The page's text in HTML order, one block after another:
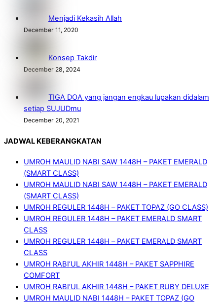
Menjadi Kekasih Allah
December 11, 2020
Konsep Takdir
December 28, 2024
TIGA DOA yang jangan engkau lupakan didalam
setiap SUJUDmu
December 20, 2021
JADWAL KEBERANGKATAN
UMROH MAULID NABI SAW 1448H – PAKET EMERALD
(SMART CLASS)
UMROH MAULID NABI SAW 1448H – PAKET EMERALD
(SMART CLASS)
UMROH REGULER 1448H – PAKET TOPAZ (GO CLASS)
UMROH REGULER 1448H – PAKET EMERALD SMART
CLASS
UMROH REGULER 1448H – PAKET EMERALD SMART
CLASS
UMROH RABI’UL AKHIR 1448H – PAKET SAPPHIRE
COMFORT
UMROH RABI’UL AKHIR 1448H – PAKET RUBY DELUXE
UMROH MAULID NABI 1448H – PAKET TOPAZ (GO